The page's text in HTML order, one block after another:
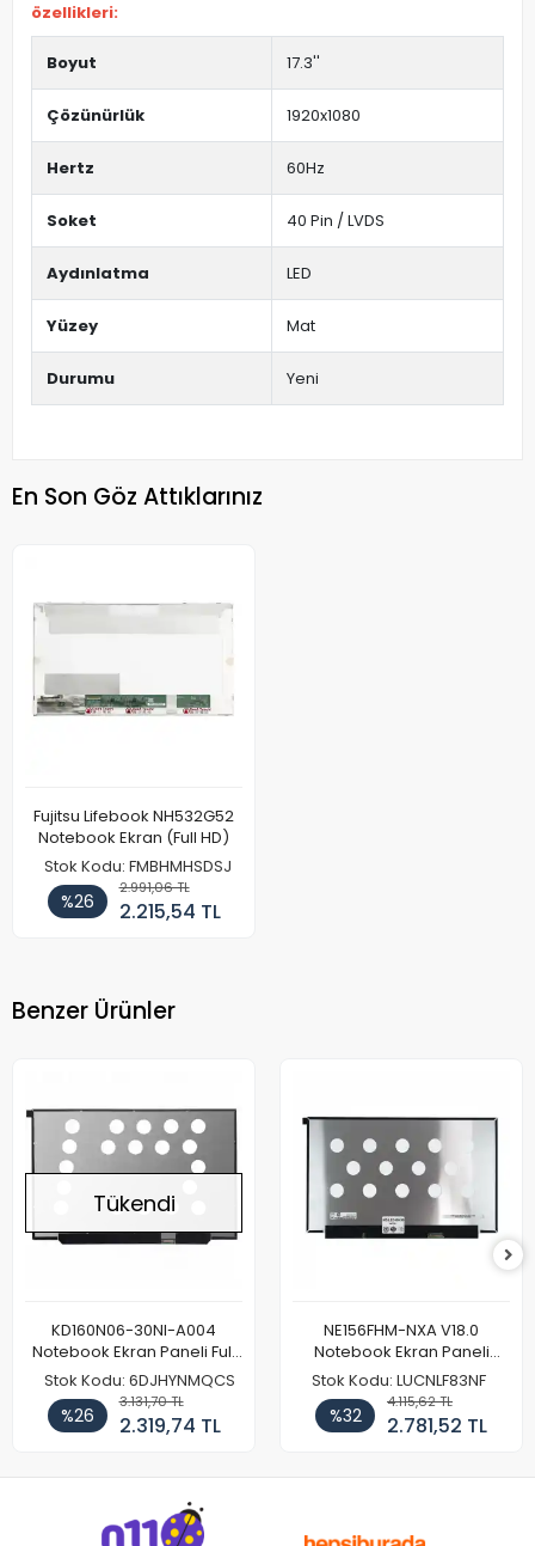
özellikleri:
Boyut 17.3''
Çözünürlük 1920x1080
Hertz 60Hz
Soket 40 Pin / LVDS
Aydınlatma LED
Yüzey Mat
Durumu Yeni
En Son Göz Attıklarınız
Fujitsu Lifebook NH532G52
Notebook Ekran (Full HD)
Stok Kodu: FMBHMHSDSJ
%26
2.991,06 TL
2.215,54 TL
Benzer Ürünler
Tükendi
KD160N06-30NI-A004
Notebook Ekran Paneli Full
HD
Stok Kodu: 6DJHYNMQCS
%26
3.131,70 TL
2.319,74 TL
NE156FHM-NXA V18.0
Notebook Ekran Paneli
144Hz
Stok Kodu: LUCNLF83NF
%32
4.115,62 TL
2.781,52 TL